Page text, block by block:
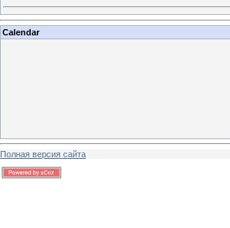
Calendar
Полная версия сайта